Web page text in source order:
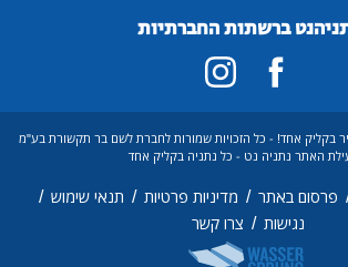
ברשתות החברתיות
בקליק אחד! - כל הזכויות שמורות לחברת לשם בר תקשורת בע"מ
האתר נתניה נט - כל נתניה בקליק אחד
פרסום באתר / מדיניות פרטיות / תנאי שימוש /
נגישות / צרו קשר